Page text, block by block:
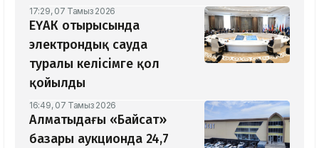
17:29, 07 Тамыз 2026
ЕҮАК отырысында
электрондық сауда
туралы келісімге қол
қойылды
16:49, 07 Тамыз 2026
Алматыдағы «Байсат»
базары аукционда 24,7